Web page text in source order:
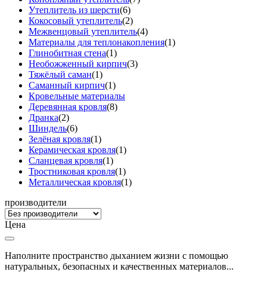
Утеплитель из шерсти(6)
Кокосовый утеплитель(2)
Межвенцовый утеплитель(4)
Материалы для теплонакопления(1)
Глинобитная стена(1)
Необожженный кирпич(3)
Тяжёлый саман(1)
Саманный кирпич(1)
Кровельные материалы
Деревянная кровля(8)
Дранка(2)
Шиндель(6)
Зелёная кровля(1)
Керамическая кровля(1)
Сланцевая кровля(1)
Тростниковая кровля(1)
Металлическая кровля(1)
производители
Цена
Наполните пространство дыханием жизни с помощью
натуральных, безопасных и качественных материалов...